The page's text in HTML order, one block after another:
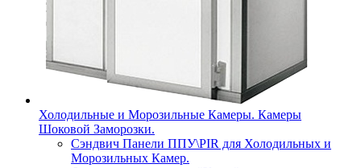
Холодильные и Морозильные Камеры. Камеры
Шоковой Заморозки.
Сэндвич Панели ППУ\PIR для Холодильных и
Морозильных Камер.